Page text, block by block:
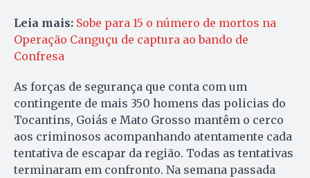
Leia mais: Sobe para 15 o número de mortos na
Operação Canguçu de captura ao bando de
Confresa
As forças de segurança que conta com um
contingente de mais 350 homens das policias do
Tocantins, Goiás e Mato Grosso mantêm o cerco
aos criminosos acompanhando atentamente cada
tentativa de escapar da região. Todas as tentativas
terminaram em confronto. Na semana passada